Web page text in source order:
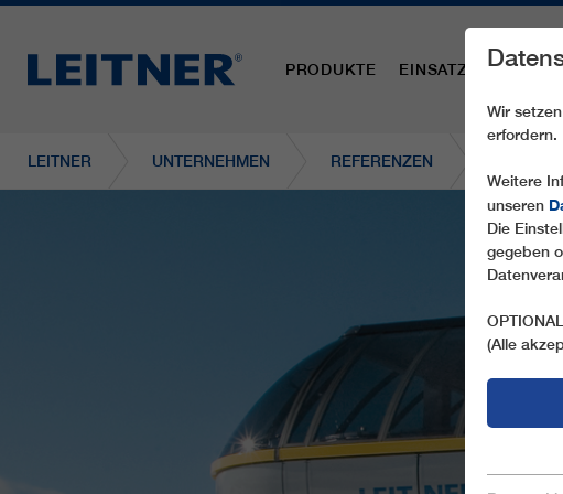
PRODUKTE EINSATZBEREICHE
LEITNER UNTERNEHMEN REFERENZEN
Wir
erfordern.
Weitere
unseren
Die
gegeben
(Alle